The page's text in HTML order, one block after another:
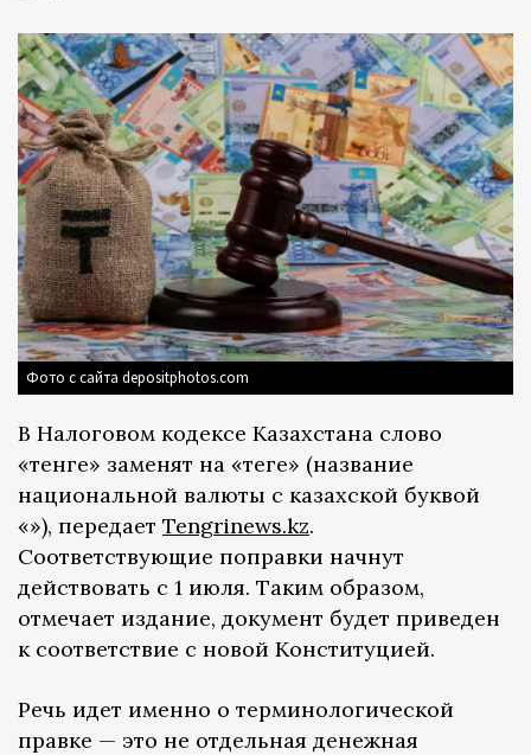
Фото с сайта depositphotos.com
В Налоговом кодексе Казахстана слово
«тенге» заменят на «теңге» (название
национальной валюты с казахской буквой
«ң»), передает Tengrinews.kz.
Соответствующие поправки начнут
действовать с 1 июля. Таким образом,
отмечает издание, документ будет приведен
к соответствие с новой Конституцией.
Речь идет именно о терминологической
правке — это не отдельная денежная